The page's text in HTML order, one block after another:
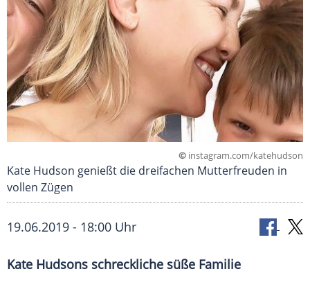
© instagram.com/katehudson
Kate Hudson genießt die dreifachen Mutterfreuden in
vollen Zügen
19.06.2019 - 18:00 Uhr
Kate Hudsons schreckliche süße Familie